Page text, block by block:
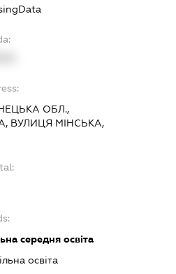
ОБЛ.,
ВУЛИЦЯ МІНСЬКА,
середня освіта
освіта